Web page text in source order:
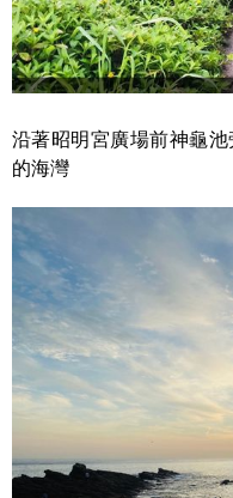
沿著昭明宮廣場前神龜
的海灣